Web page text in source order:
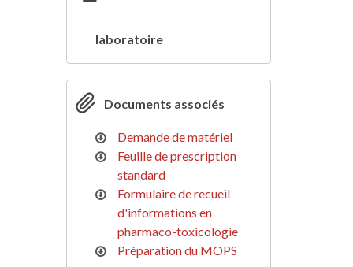
laboratoire
Documents associés
Demande de matériel
Feuille de prescription
standard
Formulaire de recueil
d'informations en
pharmaco-toxicologie
Préparation du MOPS